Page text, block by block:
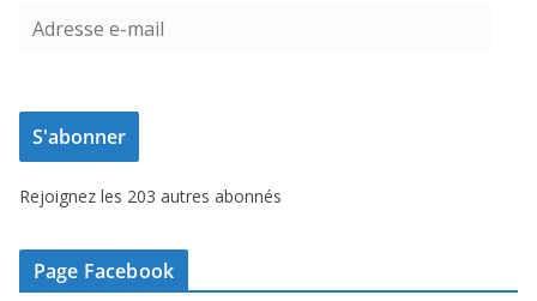
e
s
e
-
m
S'abonner
Rejoignez les 203 autres abonnés
Page Facebook